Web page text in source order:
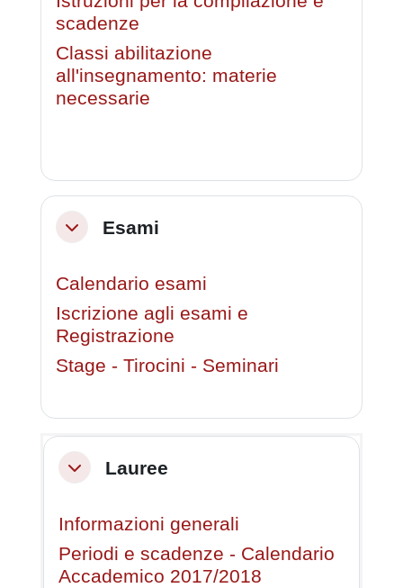
scadenze
Classi abilitazione
all'insegnamento: materie
necessarie
MinimizzaEsami
Calendario esami
Iscrizione agli esami e
Registrazione
Stage - Tirocini - Seminari
MinimizzaLauree
Informazioni generali
Periodi e scadenze - Calendario
Accademico 2017/2018